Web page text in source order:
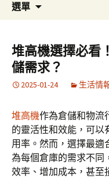
選單
要
內
容
堆高機選擇必看
儲需求？
2025-01-24 生活情
堆高機作為倉儲和物流
的靈活性和效能，可以
用率。然而，選擇最適
為每個倉庫的需求不同
效率、增加成本，甚至